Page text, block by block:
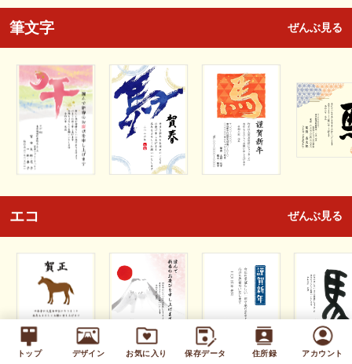
トップ デザイン お気に入り 保存データ 住所録 アカウント
筆文字 ぜんぶ見る
エコ ぜんぶ見る